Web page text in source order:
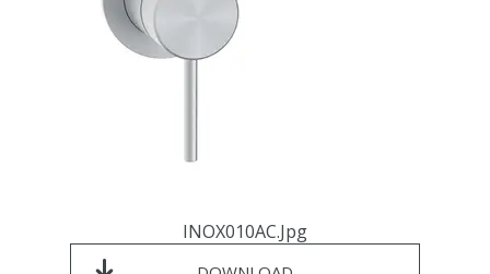
INOX010AC.jpg